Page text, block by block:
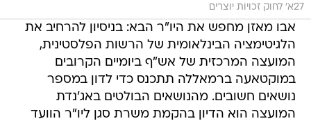
27א' לחוק זכויות יוצרים
אבו מאזן מחפש את היו"ר הבא: בניסיון להרחיב את
הלגיטימציה הבינלאומית של הרשות הפלסטינית,
המועצה המרכזית של אש"ף ביומיים הקרובים
במוקטאעה ברמאללה תתכנס כדי לדון במספר
נושאים חשובים. מהנושאים הבולטים באג'נדת
המועצה הוא הדיון בהקמת משרת סגן ליו"ר הוועד